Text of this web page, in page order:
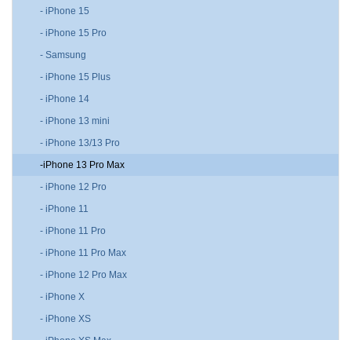
- iPhone 15
- iPhone 15 Pro
- Samsung
- iPhone 15 Plus
- iPhone 14
- iPhone 13 mini
- iPhone 13/13 Pro
-iPhone 13 Pro Max
- iPhone 12 Pro
- iPhone 11
- iPhone 11 Pro
- iPhone 11 Pro Max
- iPhone 12 Pro Max
- iPhone X
- iPhone XS